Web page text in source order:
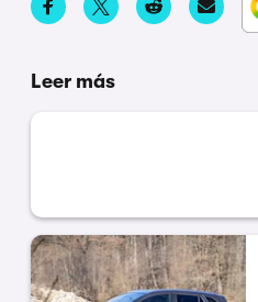
Leer más